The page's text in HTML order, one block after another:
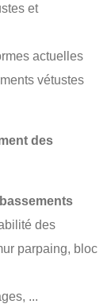
et
actuelles
vétustes
des
des
parpaing, bloc
...